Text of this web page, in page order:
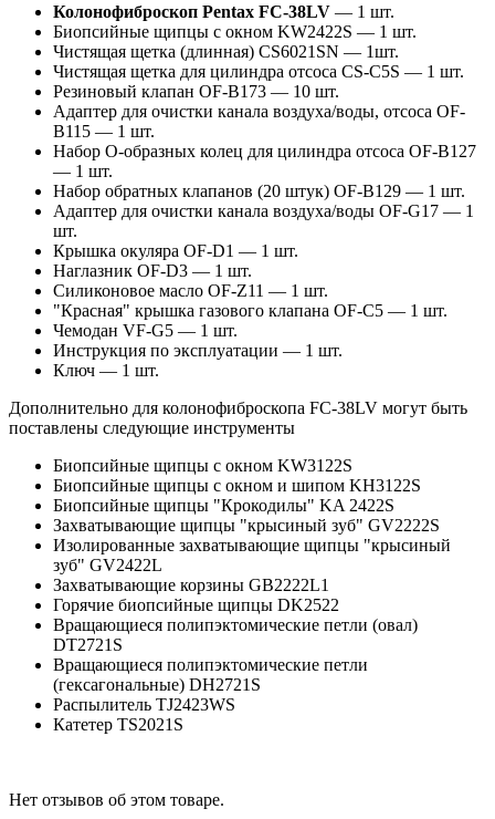
Колонофиброскоп Pentax FC-38LV ― 1 шт.
Биопсийные щипцы с окном KW2422S ― 1 шт.
Чистящая щетка (длинная) CS6021SN ― 1шт.
Чистящая щетка для цилиндра отсоса CS-C5S ― 1 шт.
Резиновый клапан OF-B173 ― 10 шт.
Адаптер для очистки канала воздуха/воды, отсоса OF-
B115 ― 1 шт.
Набор О-образных колец для цилиндра отсоса OF-B127
― 1 шт.
Набор обратных клапанов (20 штук) OF-B129 ― 1 шт.
Адаптер для очистки канала воздуха/воды OF-G17 ― 1
шт.
Крышка окуляра OF-D1 ― 1 шт.
Наглазник OF-D3 ― 1 шт.
Силиконовое масло OF-Z11 ― 1 шт.
"Красная" крышка газового клапана OF-C5 ― 1 шт.
Чемодан VF-G5 ― 1 шт.
Инструкция по эксплуатации ― 1 шт.
Ключ ― 1 шт.
Дополнительно для колонофиброскопа FC-38LV могут быть
поставлены следующие инструменты
Биопсийные щипцы с окном KW3122S
Биопсийные щипцы с окном и шипом KН3122S
Биопсийные щипцы "Крокодилы" KA 2422S
Захватывающие щипцы "крысиный зуб" GV2222S
Изолированные захватывающие щипцы "крысиный
зуб" GV2422L
Захватывающие корзины GB2222L1
Горячие биопсийные щипцы DK2522
Вращающиеся полипэктомические петли (овал)
DT2721S
Вращающиеся полипэктомические петли
(гексагональные) DН2721S
Распылитель TJ2423WS
Катетер TS2021S
Нет отзывов об этом товаре.